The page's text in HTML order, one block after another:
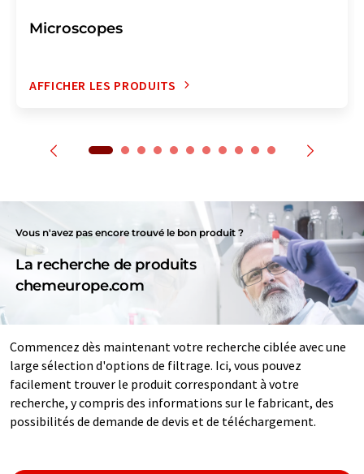
Microscopes
AFFICHER LES PRODUITS
Vous n'avez pas encore trouvé le bon produit ?
La recherche de produits
chemeurope.com
Commencez dès maintenant votre recherche ciblée avec une
large sélection d'options de filtrage. Ici, vous pouvez
facilement trouver le produit correspondant à votre
recherche, y compris des informations sur le fabricant, des
possibilités de demande de devis et de téléchargement.